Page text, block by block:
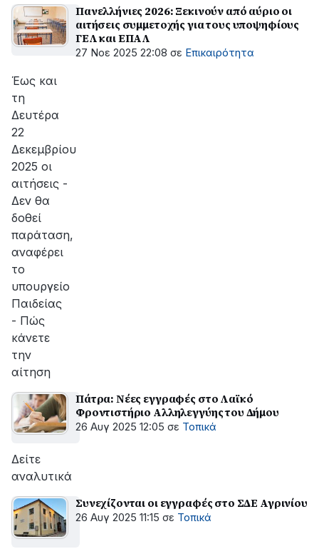
Πανελλήνιες 2026: Ξεκινούν από αύριο οι
αιτήσεις συμμετοχής για τους υποψηφίους
ΓΕΛ και ΕΠΑΛ
27 Νοε 2025 22:08 σε Επικαιρότητα
Έως και
τη
Δευτέρα
22
Δεκεμβρίου
2025 οι
αιτήσεις -
Δεν θα
δοθεί
παράταση,
αναφέρει
το
υπουργείο
Παιδείας
- Πώς
κάνετε
την
αίτηση
Πάτρα: Νέες εγγραφές στο Λαϊκό
Φροντιστήριο Αλληλεγγύης του Δήμου
26 Αυγ 2025 12:05 σε Τοπικά
Δείτε
αναλυτικά
Συνεχίζονται οι εγγραφές στο ΣΔΕ Αγρινίου
26 Αυγ 2025 11:15 σε Τοπικά